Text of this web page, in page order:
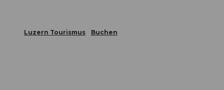
Luzern Tourismus Buchen